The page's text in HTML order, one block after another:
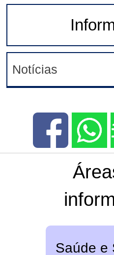
Notícias
Saúde e